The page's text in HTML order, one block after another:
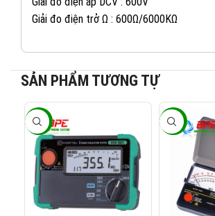
Giải đo điện trở Ω : 600Ω/6000KΩ
SẢN PHẨM TƯƠNG TỰ
-10% -10%
KINH DOANH 1: 082
KINH DOANH 2: 0965